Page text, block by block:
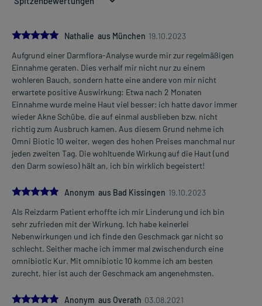
5.0
Nathalie aus München 19.10.2023
Aufgrund einer Darmflora-Analyse wurde mir zur regelmäßigen
Einnahme geraten. Dies verhalf mir nicht nur zu einem
wohleren Bauch, sondern hatte eine andere von mir nicht
erwartete positive Auswirkung: Etwa nach 2 Monaten
Einnahme wurde meine Haut viel besser; ich hatte davor immer
wieder Akne Schübe, die auf einmal ausblieben bzw. nicht
richtig zum Ausbruch kamen. Aus diesem Grund nehme ich
Omni Biotic 10 weiter, wegen des hohen Preises manchmal nur
jeden zweiten Tag. Die wohltuende Wirkung auf die Haut (und
den Darm sowieso) hält an, ich bin wirklich begeistert!
5.0Anonym aus Bad Kissingen 19.10.2023
Als Reizdarm Patient erhoffte ich mir Linderung und ich bin
sehr zufrieden mit der Wirkung. Ich habe keinerlei
Nebenwirkungen und ich finde den Geschmack gar nicht so
schlecht. Seither mache ich immer mal zwischendurch eine
omnibiotic Kur. Mit omnibiotic 10 komme ich am besten
zurecht, hier ist auch der Geschmack am angenehmsten.
5.0Anonym aus Overath 03.08.2021